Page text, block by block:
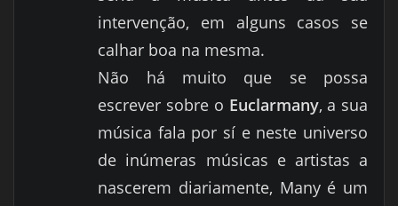
intervenção, em alguns casos se
calhar boa na mesma.
Não há muito que se possa
escrever sobre o Euclarmany, a sua
música fala por sí e neste universo
de inúmeras músicas e artistas a
nascerem diariamente, Many é um